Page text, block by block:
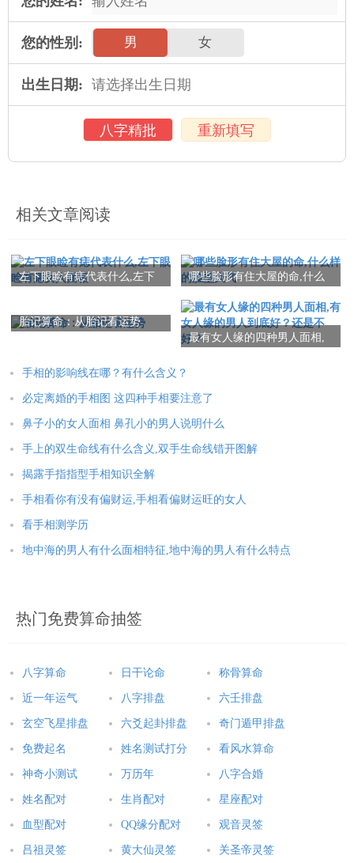
您的性别: 男 女
出生日期:
八字精批 重新填写
相关文章阅读
左下眼睑有痣代表什么,左下
哪些脸形有住大屋的命,什么
胎记算命：从胎记看运势
最有女人缘的四种男人面相,
手相的影响线在哪？有什么含义？
必定离婚的手相图 这四种手相要注意了
鼻子小的女人面相 鼻孔小的男人说明什么
手上的双生命线有什么含义,双手生命线错开图解
揭露手指指型手相知识全解
手相看你有没有偏财运,手相看偏财运旺的女人
看手相测学历
地中海的男人有什么面相特征,地中海的男人有什么特点
热门免费算命抽签
八字算命 日干论命 称骨算命
近一年运气 八字排盘 六壬排盘
玄空飞星排盘 六爻起卦排盘 奇门遁甲排盘
免费起名 姓名测试打分 看风水算命
神奇小测试 万历年 八字合婚
姓名配对 生肖配对 星座配对
血型配对 QQ缘分配对 观音灵签
吕祖灵签 黄大仙灵签 关圣帝灵签